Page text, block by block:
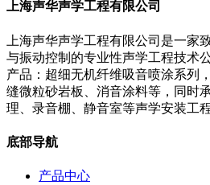
上海声华声学工程有限公司
上海声华声学工程有限公司是一家
与振动控制的专业性声学工程技术
产品：超细无机纤维吸音喷涂系列
缝微粒砂岩板、消音涂料等，同时
理、录音棚、静音室等声学安装工
底部导航
产品中心